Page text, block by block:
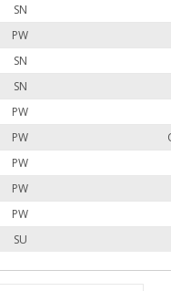
SN
PW
SN
SN
PW
PW
PW
PW
PW
SU